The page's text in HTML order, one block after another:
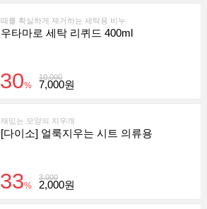
때를 확실하게 제거하는 세탁용 비누
우타마로 세탁 리퀴드 400ml
10,000
30% 7,000원
재밌는 모양의 지우개
[다이소] 얼룩지우는 시트 의류용
3,000
33% 2,000원